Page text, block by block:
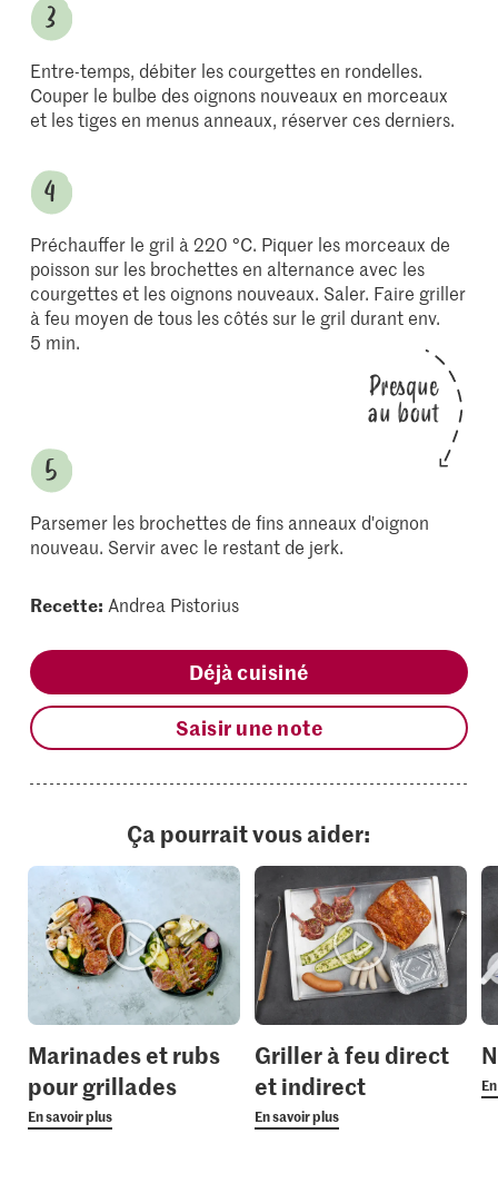
Entre-temps, débiter les courgettes en rondelles.
Couper le bulbe des oignons nouveaux en morceaux
et les tiges en menus anneaux, réserver ces derniers.
Préchauffer le gril à 220 °C. Piquer les morceaux de
poisson sur les brochettes en alternance avec les
courgettes et les oignons nouveaux. Saler. Faire griller
à feu moyen de tous les côtés sur le gril durant env.
5 min.
Presque
au bout
Parsemer les brochettes de fins anneaux d'oignon
nouveau. Servir avec le restant de jerk.
Recette: Andrea Pistorius
Déjà cuisiné
Saisir une note
Ça pourrait vous aider:
Marinades et rubs
pour grillades
En savoir plus
Griller à feu direct
et indirect
En savoir plus